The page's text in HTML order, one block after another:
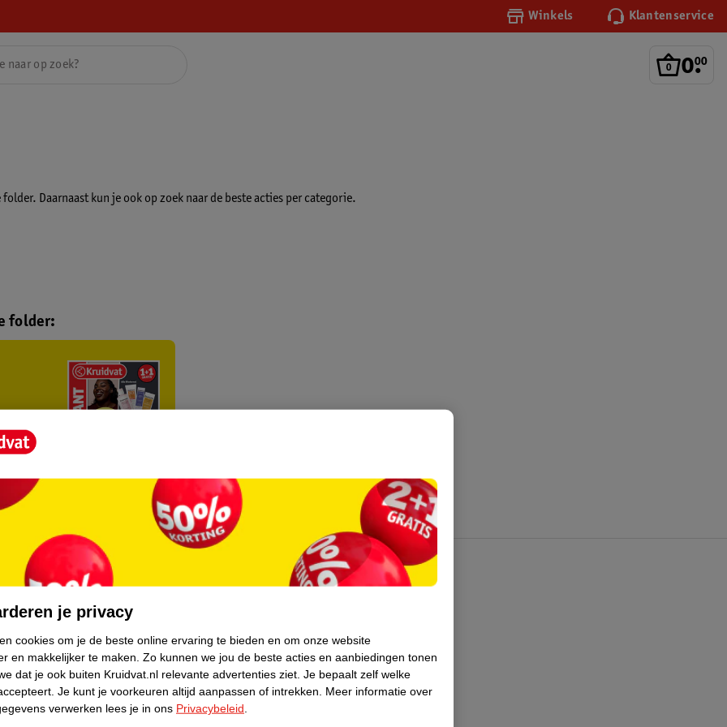
Winkels Klantenservice
0.
00
Daarnaast kun je ook op zoek naar de beste acties per categorie.
folder:
Over Kruidvat
Pers
Winkelformule
Bedrijfsgegevens
je privacy
cookies om je de beste online ervaring te bieden en om onze website
en makkelijker te maken. Zo kunnen we jou de beste acties en aanbiedingen tonen
dat je ook buiten Kruidvat.nl relevante advertenties ziet. Je bepaalt zelf welke
Je kunt je voorkeuren altijd aanpassen of intrekken.
Meer informatie over
verwerken lees je in ons Privacybeleid